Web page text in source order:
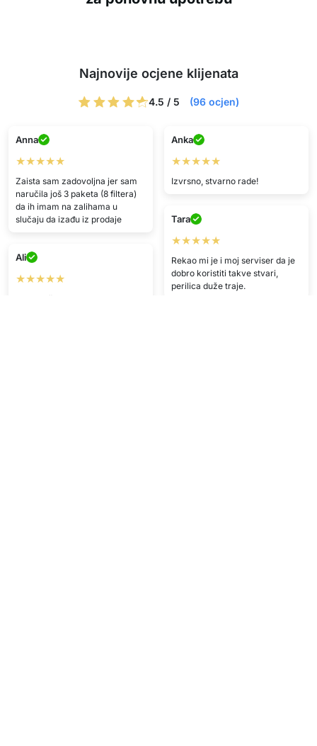
Najnovije ocjene klijenata
4.5 / 5 (96 ocjen)
Anna
★★★★★
Zaista sam zadovoljna jer sam
naručila još 3 paketa (8 filtera)
da ih imam na zalihama u
slučaju da izađu iz prodaje
Anka
★★★★★
Izvrsno, stvarno rade!
Tara
★★★★★
Rekao mi je i moj serviser da je
dobro koristiti takve stvari,
perilica duže traje.
Ali
★★★★★